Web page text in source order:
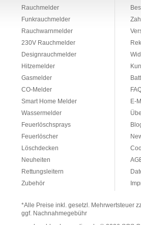
Rauchmelder
Funkrauchmelder
Rauchwarnmelder
230V Rauchmelder
Designrauchmelder
Hitzemelder
Gasmelder
CO-Melder
Smart Home Melder
Wassermelder
Feuerlöschsprays
Feuerlöscher
Löschdecken
Neuheiten
Rettungsleitern
Zubehör
E-
*Alle Preise inkl. gesetzl. Mehrwertsteuer
ggf. Nachnahmegebühr